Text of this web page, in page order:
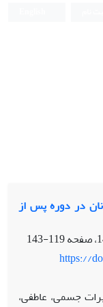
در دوره پس از
119-143
https://
جسمی، عاطفی،